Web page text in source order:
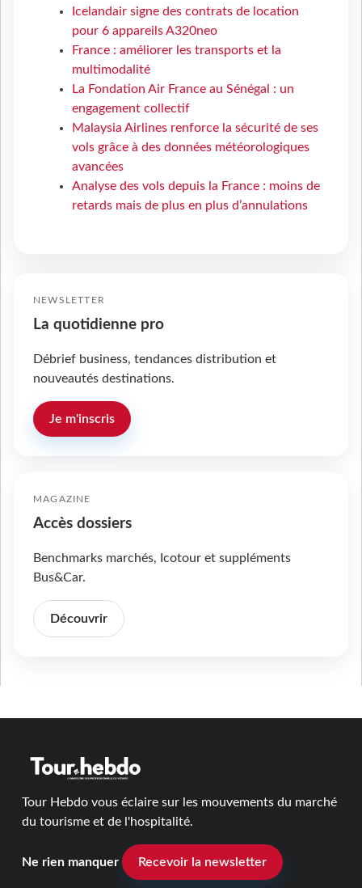
Icelandair signe des contrats de location
pour 6 appareils A320neo
France : améliorer les transports et la
multimodalité
La Fondation Air France au Sénégal : un
engagement collectif
Malaysia Airlines renforce la sécurité de ses
vols grâce à des données météorologiques
avancées
Analyse des vols depuis la France : moins de
retards mais de plus en plus d’annulations
NEWSLETTER
La quotidienne pro
Débrief business, tendances distribution et
nouveautés destinations.
Je m'inscris
MAGAZINE
Accès dossiers
Benchmarks marchés, Icotour et suppléments
Bus&Car.
Découvrir
Tour Hebdo vous éclaire sur les mouvements du marché
du tourisme et de l'hospitalité.
Ne rien manquer Recevoir la newsletter